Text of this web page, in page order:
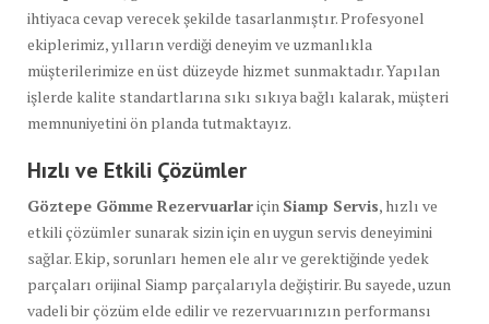
ihtiyaca cevap verecek şekilde tasarlanmıştır. Profesyonel
ekiplerimiz, yılların verdiği deneyim ve uzmanlıkla
müşterilerimize en üst düzeyde hizmet sunmaktadır. Yapılan
işlerde kalite standartlarına sıkı sıkıya bağlı kalarak, müşteri
memnuniyetini ön planda tutmaktayız.
Hızlı ve Etkili Çözümler
Göztepe Gömme Rezervuarlariçin Siamp Servis, hızlı ve
etkili çözümler sunarak sizin için en uygun servis deneyimini
sağlar. Ekip, sorunları hemen ele alır ve gerektiğinde yedek
parçaları orijinal Siamp parçalarıyla değiştirir. Bu sayede, uzun
vadeli bir çözüm elde edilir ve rezervuarınızın performansı